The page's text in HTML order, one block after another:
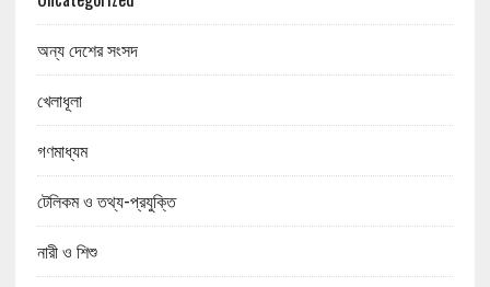
অন্য দেশের সংসদ
খেলাধূলা
গণমাধ্যম
টেলিকম ও তথ্য-প্রযুক্তি
নারী ও শিশু